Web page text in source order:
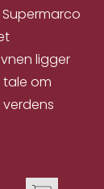
Supermarco
ligger
tale om
verdens